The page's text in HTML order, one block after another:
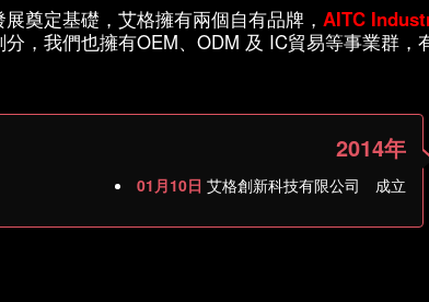
奠定基礎，艾格擁有兩個自有品牌， AITC
，我們也擁有OEM、ODM 及 IC貿易等事業群
2014年
01月10日 艾格創新科技有限公司 成立